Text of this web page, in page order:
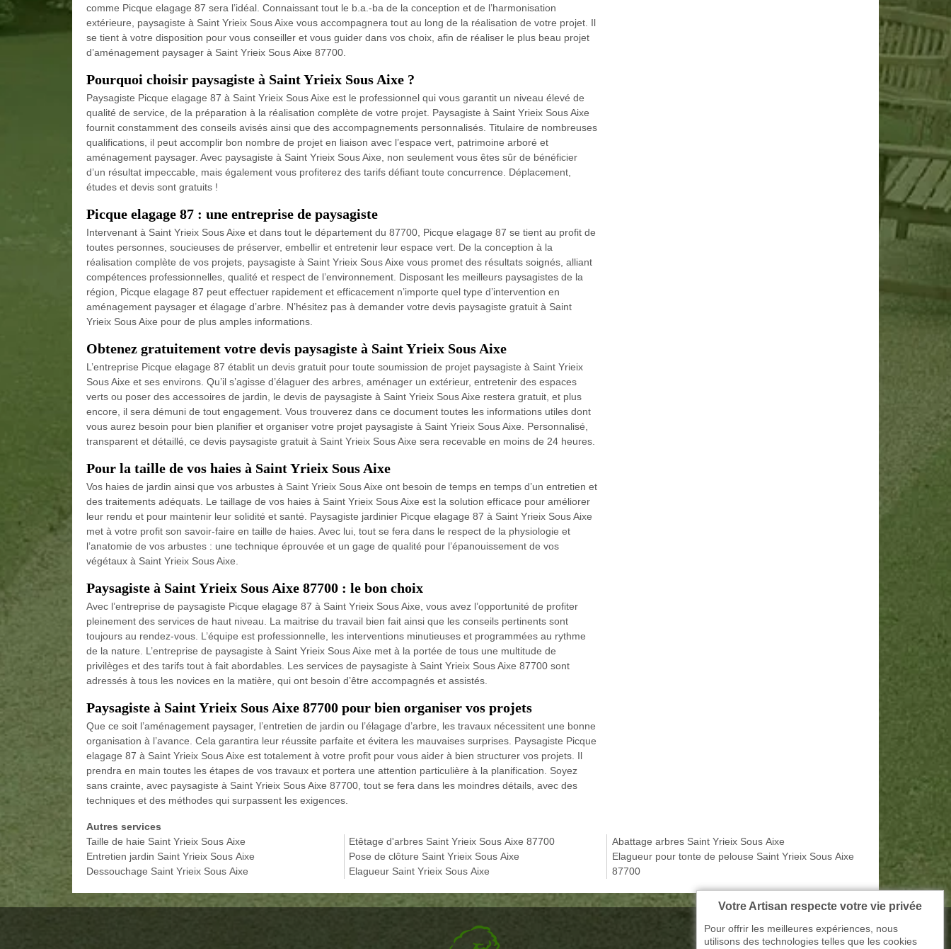
comme Picque elagage 87 sera l’idéal. Connaissant tout le b.a.-ba de la conception et de l’harmonisation
extérieure, paysagiste à Saint Yrieix Sous Aixe vous accompagnera tout au long de la réalisation de votre projet. Il
se tient à votre disposition pour vous conseiller et vous guider dans vos choix, afin de réaliser le plus beau projet
d’aménagement paysager à Saint Yrieix Sous Aixe 87700.
Pourquoi choisir paysagiste à Saint Yrieix Sous Aixe ?
Paysagiste Picque elagage 87 à Saint Yrieix Sous Aixe est le professionnel qui vous garantit un niveau élevé de
qualité de service, de la préparation à la réalisation complète de votre projet. Paysagiste à Saint Yrieix Sous Aixe
fournit constamment des conseils avisés ainsi que des accompagnements personnalisés. Titulaire de nombreuses
qualifications, il peut accomplir bon nombre de projet en liaison avec l’espace vert, patrimoine arboré et
aménagement paysager. Avec paysagiste à Saint Yrieix Sous Aixe, non seulement vous êtes sûr de bénéficier
d’un résultat impeccable, mais également vous profiterez des tarifs défiant toute concurrence. Déplacement,
études et devis sont gratuits !
Picque elagage 87 : une entreprise de paysagiste
Intervenant à Saint Yrieix Sous Aixe et dans tout le département du 87700, Picque elagage 87 se tient au profit de
toutes personnes, soucieuses de préserver, embellir et entretenir leur espace vert. De la conception à la
réalisation complète de vos projets, paysagiste à Saint Yrieix Sous Aixe vous promet des résultats soignés, alliant
compétences professionnelles, qualité et respect de l’environnement. Disposant les meilleurs paysagistes de la
région, Picque elagage 87 peut effectuer rapidement et efficacement n’importe quel type d’intervention en
aménagement paysager et élagage d’arbre. N’hésitez pas à demander votre devis paysagiste gratuit à Saint
Yrieix Sous Aixe pour de plus amples informations.
Obtenez gratuitement votre devis paysagiste à Saint Yrieix Sous Aixe
L’entreprise Picque elagage 87 établit un devis gratuit pour toute soumission de projet paysagiste à Saint Yrieix
Sous Aixe et ses environs. Qu’il s’agisse d’élaguer des arbres, aménager un extérieur, entretenir des espaces
verts ou poser des accessoires de jardin, le devis de paysagiste à Saint Yrieix Sous Aixe restera gratuit, et plus
encore, il sera démuni de tout engagement. Vous trouverez dans ce document toutes les informations utiles dont
vous aurez besoin pour bien planifier et organiser votre projet paysagiste à Saint Yrieix Sous Aixe. Personnalisé,
transparent et détaillé, ce devis paysagiste gratuit à Saint Yrieix Sous Aixe sera recevable en moins de 24 heures.
Pour la taille de vos haies à Saint Yrieix Sous Aixe
Vos haies de jardin ainsi que vos arbustes à Saint Yrieix Sous Aixe ont besoin de temps en temps d’un entretien et
des traitements adéquats. Le taillage de vos haies à Saint Yrieix Sous Aixe est la solution efficace pour améliorer
leur rendu et pour maintenir leur solidité et santé. Paysagiste jardinier Picque elagage 87 à Saint Yrieix Sous Aixe
met à votre profit son savoir-faire en taille de haies. Avec lui, tout se fera dans le respect de la physiologie et
l’anatomie de vos arbustes : une technique éprouvée et un gage de qualité pour l’épanouissement de vos
végétaux à Saint Yrieix Sous Aixe.
Paysagiste à Saint Yrieix Sous Aixe 87700 : le bon choix
Avec l’entreprise de paysagiste Picque elagage 87 à Saint Yrieix Sous Aixe, vous avez l’opportunité de profiter
pleinement des services de haut niveau. La maitrise du travail bien fait ainsi que les conseils pertinents sont
toujours au rendez-vous. L’équipe est professionnelle, les interventions minutieuses et programmées au rythme
de la nature. L’entreprise de paysagiste à Saint Yrieix Sous Aixe met à la portée de tous une multitude de
privilèges et des tarifs tout à fait abordables. Les services de paysagiste à Saint Yrieix Sous Aixe 87700 sont
adressés à tous les novices en la matière, qui ont besoin d’être accompagnés et assistés.
Paysagiste à Saint Yrieix Sous Aixe 87700 pour bien organiser vos projets
Que ce soit l’aménagement paysager, l’entretien de jardin ou l’élagage d’arbre, les travaux nécessitent une bonne
organisation à l’avance. Cela garantira leur réussite parfaite et évitera les mauvaises surprises. Paysagiste Picque
elagage 87 à Saint Yrieix Sous Aixe est totalement à votre profit pour vous aider à bien structurer vos projets. Il
prendra en main toutes les étapes de vos travaux et portera une attention particulière à la planification. Soyez
sans crainte, avec paysagiste à Saint Yrieix Sous Aixe 87700, tout se fera dans les moindres détails, avec des
techniques et des méthodes qui surpassent les exigences.
Autres services
Taille de haie Saint Yrieix Sous Aixe
Entretien jardin Saint Yrieix Sous Aixe
Dessouchage Saint Yrieix Sous Aixe
Etêtage d'arbres Saint Yrieix Sous Aixe 87700
Pose de clôture Saint Yrieix Sous Aixe
Elagueur Saint Yrieix Sous Aixe
Abattage arbres Saint Yrieix Sous Aixe
Elagueur pour tonte de pelouse Saint Yrieix Sous Aixe
87700
Votre Artisan respecte votre vie privée
Pour offrir les meilleures expériences, nous
utilisons des technologies telles que les cookies